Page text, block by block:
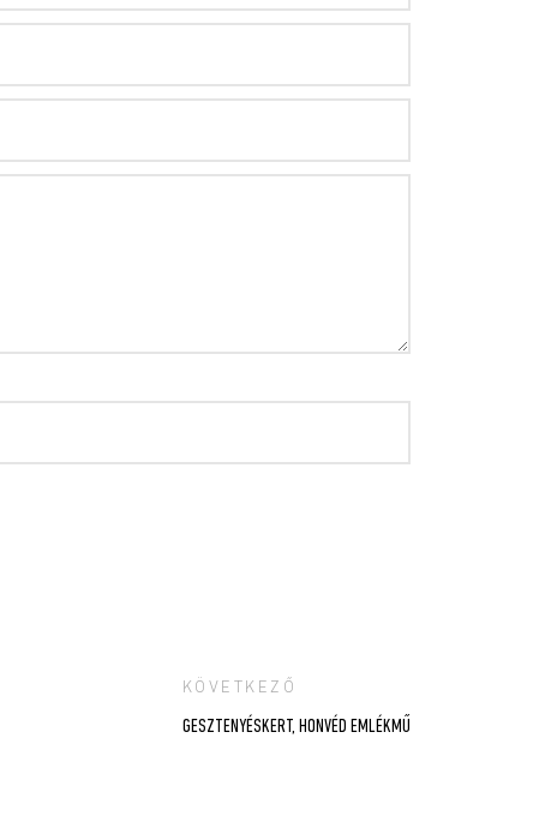
KÖVETKEZŐ
GESZTENYÉSKERT, HONVÉD EMLÉKMŰ